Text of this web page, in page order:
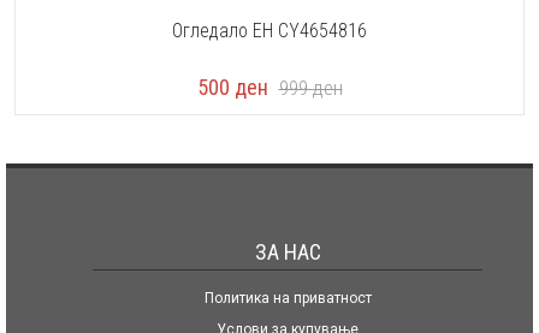
Огледало EH CY4654816
500 ден 999ден
ЗА НАС
Политика на приватност